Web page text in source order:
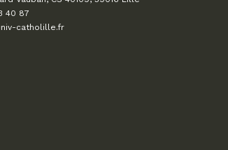
40 87
catholille.fr